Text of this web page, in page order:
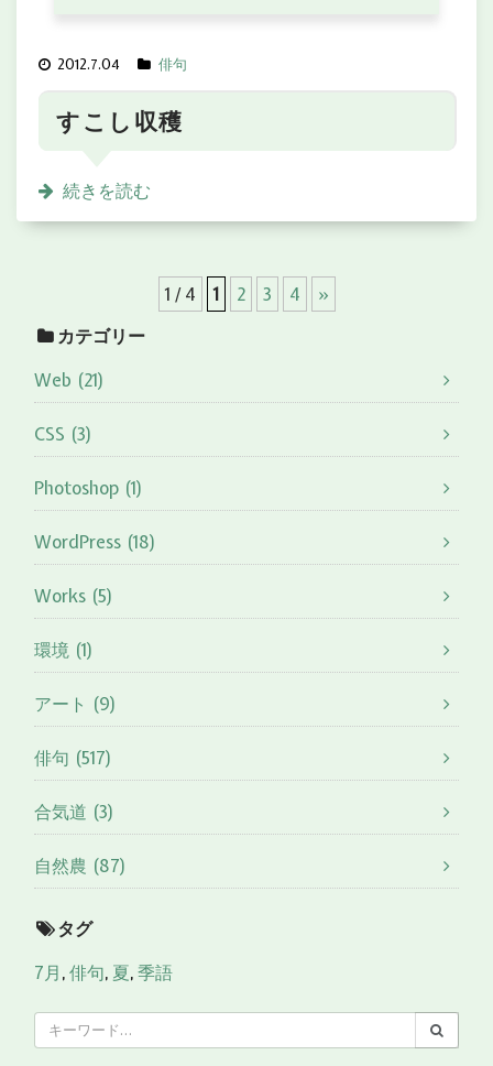
2012.7.04 俳句
すこし収穫
続きを読む
1 / 4 1 2 3 4
»
カテゴリー
Web (21)
CSS (3)
Photoshop (1)
WordPress (18)
Works (5)
環境 (1)
アート (9)
俳句 (517)
合気道 (3)
自然農 (87)
タグ
7月,俳句, 夏,季語